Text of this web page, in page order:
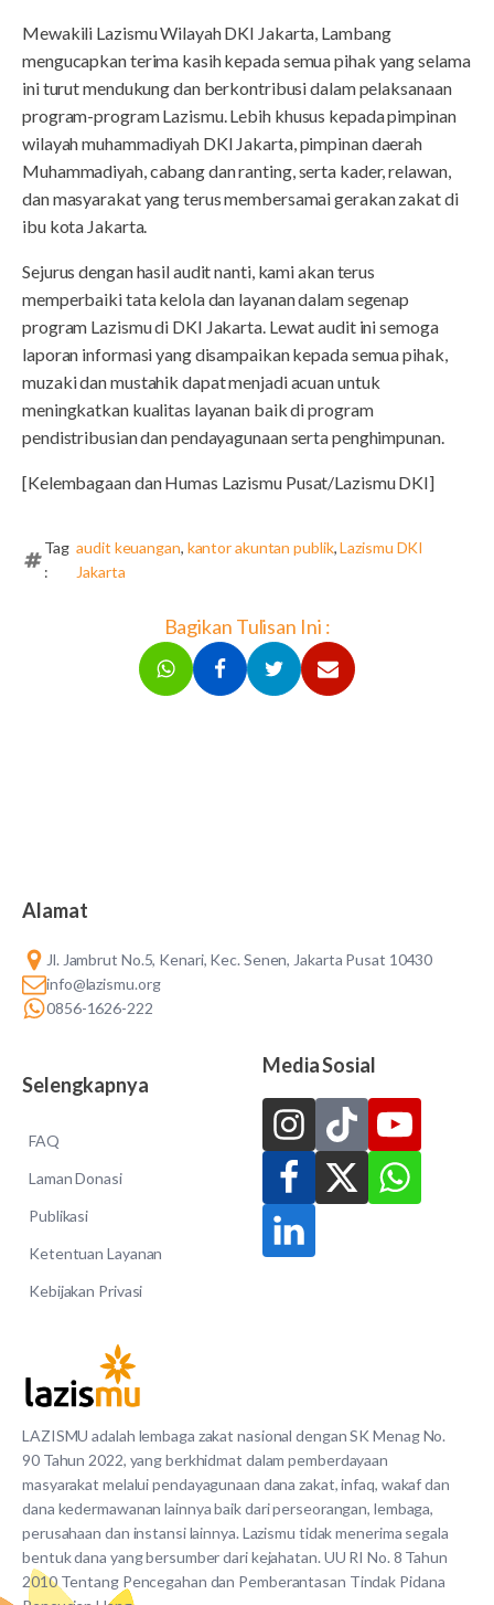
Mewakili Lazismu Wilayah DKI Jakarta, Lambang
mengucapkan terima kasih kepada semua pihak yang selama
ini turut mendukung dan berkontribusi dalam pelaksanaan
program-program Lazismu. Lebih khusus kepada pimpinan
wilayah muhammadiyah DKI Jakarta, pimpinan daerah
Muhammadiyah, cabang dan ranting, serta kader, relawan,
dan masyarakat yang terus membersamai gerakan zakat di
ibu kota Jakarta.
Sejurus dengan hasil audit nanti, kami akan terus
memperbaiki tata kelola dan layanan dalam segenap
program Lazismu di DKI Jakarta. Lewat audit ini semoga
laporan informasi yang disampaikan kepada semua pihak,
muzaki dan mustahik dapat menjadi acuan untuk
meningkatkan kualitas layanan baik di program
pendistribusian dan pendayagunaan serta penghimpunan.
[Kelembagaan dan Humas Lazismu Pusat/Lazismu DKI]
Tag
:
audit keuangan, kantor akuntan publik,Lazismu DKI
Jakarta
Bagikan Tulisan Ini :
LAZISMU adalah lembaga zakat nasional dengan SK Menag No.
90 Tahun 2022, yang berkhidmat dalam pemberdayaan
masyarakat melalui pendayagunaan dana zakat, infaq, wakaf dan
dana kedermawanan lainnya baik dari perseorangan, lembaga,
perusahaan dan instansi lainnya. Lazismu tidak menerima segala
bentuk dana yang bersumber dari kejahatan. UU RI No. 8 Tahun
2010 Tentang Pencegahan dan Pemberantasan Tindak Pidana
Alamat
Jl. Jambrut No.5, Kenari, Kec. Senen, Jakarta Pusat 10430
info@lazismu.org
0856-1626-222
Selengkapnya
FAQ
Laman Donasi
Publikasi
Ketentuan Layanan
Kebijakan Privasi
Media Sosial